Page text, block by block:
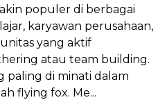
populer di berbagai
karyawan perusahaan,
yang aktif
atau team building.
paling di minati dalam
flying fox. Me...